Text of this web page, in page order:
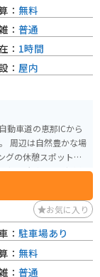
動車道の恵那ICから
グの休憩スポットと
直売所があり、新鮮
ンでは、地元産の
とご飯の甘みが絶
、ぜひ味わってみ
中に、ぜひ立ち寄
： 無料
： 普通
： 1時間
： 屋内
お気に入り
： 駐車場あり
： 無料
： 普通